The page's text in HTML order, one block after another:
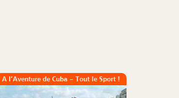
A l’Aventure de Cuba – Tout le Sport !